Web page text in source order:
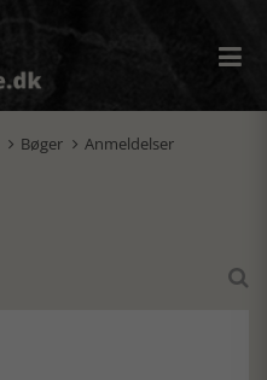
 Bøger  Anmeldelser
